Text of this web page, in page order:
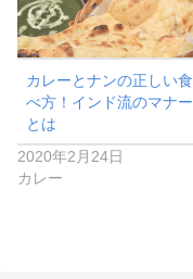
カレーとナンの正しい食
べ方！インド流のマナー
とは
2020年2月24日
カレー